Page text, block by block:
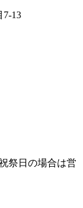
13
祭日の場合は営